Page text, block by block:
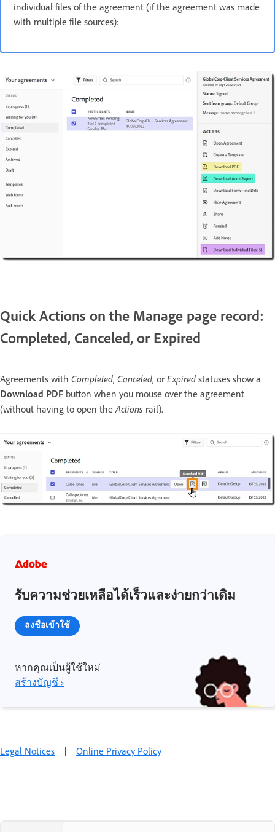
individual files of the agreement (if the agreement was made
with multiple file sources):
Quick Actions on the Manage page record:
Completed, Canceled, or Expired
Agreements with Completed, Canceled, or Expired statuses show a
Download PDF button when you mouse over the agreement
(without having to open the Actions rail).
รับความช่วยเหลือได้เร็วและง่ายกว่าเดิม
ลงชื่อเข้าใช้
หากคุณเป็นผู้ใช้ใหม่
สร้างบัญชี ›
Legal Notices Online Privacy Policy